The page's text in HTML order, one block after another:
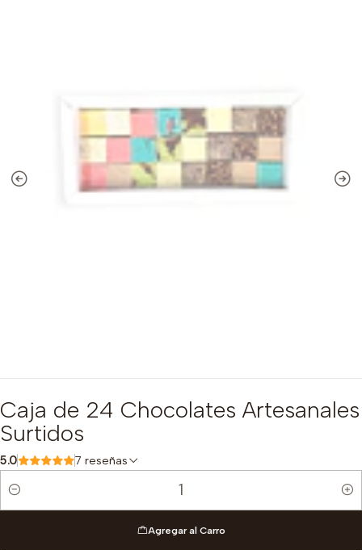
Caja de 24 Chocolates Artesanales
Surtidos
5.0 7 reseñas
Cantidad
Agregar al Carro